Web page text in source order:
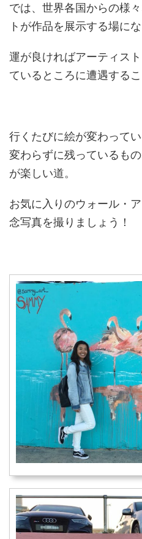
では、世界各国からの様
トが作品を展示する場にな
運が良ければアーティス
ているところに遭遇するこ
行くたびに絵が変わって
変わらずに残っているも
が楽しい道。
お気に入りのウォール・
念写真を撮りましょう！